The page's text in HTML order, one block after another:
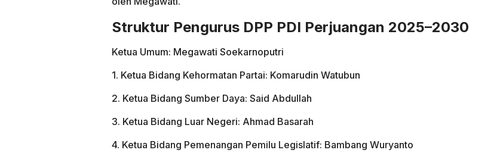
Struktur Pengurus DPP PDI Perjuangan 2025–2030
Ketua Umum: Megawati Soekarnoputri
1. Ketua Bidang Kehormatan Partai: Komarudin Watubun
2. Ketua Bidang Sumber Daya: Said Abdullah
3. Ketua Bidang Luar Negeri: Ahmad Basarah
4. Ketua Bidang Pemenangan Pemilu Legislatif: Bambang Wuryanto